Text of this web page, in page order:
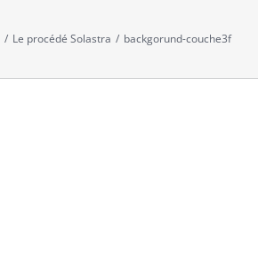
/ Le procédé Solastra / backgorund-couche3f